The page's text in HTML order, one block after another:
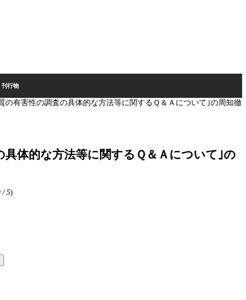
刊行物
有害性の調査の具体的な方法等に関するＱ＆Ａについて｣の周知徹
体的な方法等に関するＱ＆Ａについて｣の
/ 5)